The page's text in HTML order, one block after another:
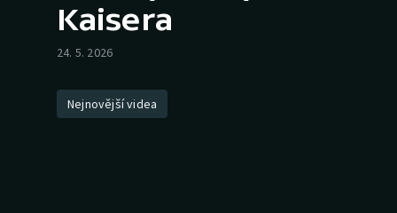
Tenis
Cyklistika
Kaisera
24. 5. 2026
Nejnovější videa